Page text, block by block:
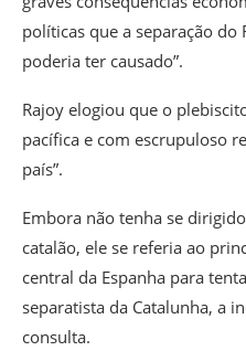
políticas que a separação do
poderia ter causado”.
Rajoy elogiou que o
pacífica e com escrupuloso
país”.
Embora não tenha se
catalão, ele se referia ao
central da Espanha para
separatista da Catalunha, a
consulta.